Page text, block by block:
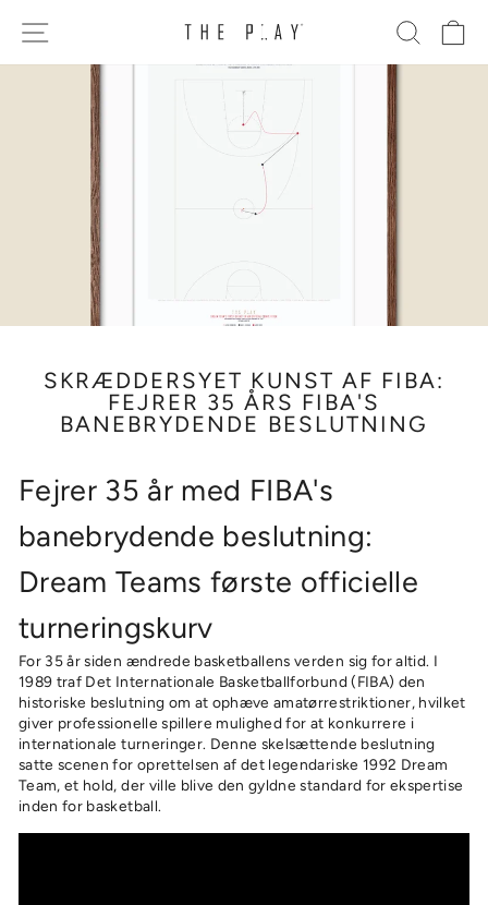
SITE NAVIGATION SØG
SKRÆDDERSYET KUNST AF FIBA:
FEJRER 35 ÅRS FIBA'S
BANEBRYDENDE BESLUTNING
Fejrer 35 år med FIBA's
banebrydende beslutning:
Dream Teams første officielle
turneringskurv⁠
For 35 år siden ændrede basketballens verden sig for altid. I
1989 traf Det Internationale Basketballforbund (FIBA) den
historiske beslutning om at ophæve amatørrestriktioner, hvilket
giver professionelle spillere mulighed for at konkurrere i
internationale turneringer. Denne skelsættende beslutning
satte scenen for oprettelsen af ​​det legendariske 1992 Dream
Team, et hold, der ville blive den gyldne standard for ekspertise
inden for basketball.⁠